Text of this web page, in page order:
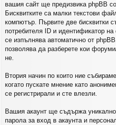
вашия сайт ще предизвика phpBB
Бисквитките са малки текстови
компютър. Първите две бисквитки
потребителя ID и идентификатор
се изпълнява автоматично от
позволява да разберете кои
не.
Втория начин по които ние
когато пускате мнение като
се регистрирали и сте влезли.
Вашия акаунт ще съдържа
парола за вход в акаунта и